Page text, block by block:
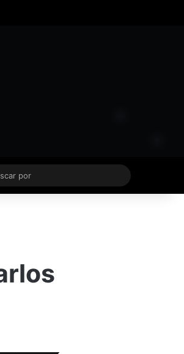
Buscar
por